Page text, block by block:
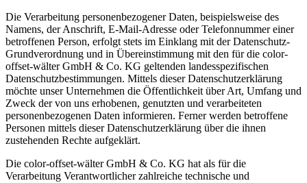
Die Verarbeitung personenbezogener Daten, beispielsweise des
Namens, der Anschrift, E-Mail-Adresse oder Telefonnummer einer
betroffenen Person, erfolgt stets im Einklang mit der Datenschutz-
Grundverordnung und in Übereinstimmung mit den für die color-
offset-wälter GmbH & Co. KG geltenden landesspezifischen
Datenschutzbestimmungen. Mittels dieser Datenschutzerklärung
möchte unser Unternehmen die Öffentlichkeit über Art, Umfang und
Zweck der von uns erhobenen, genutzten und verarbeiteten
personenbezogenen Daten informieren. Ferner werden betroffene
Personen mittels dieser Datenschutzerklärung über die ihnen
zustehenden Rechte aufgeklärt.
Die color-offset-wälter GmbH & Co. KG hat als für die
Verarbeitung Verantwortlicher zahlreiche technische und